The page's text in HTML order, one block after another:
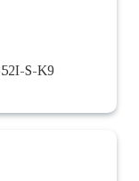
S-K9